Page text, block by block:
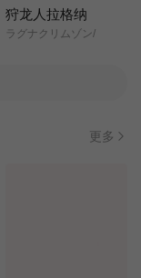
狩龙人拉格纳
ラグナクリムゾン/
更多